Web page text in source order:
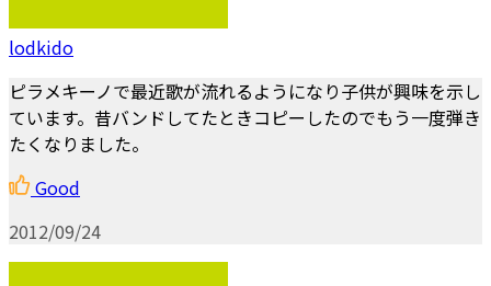
lodkido
ピラメキーノで最近歌が流れるようになり子供が興味を示し
ています。昔バンドしてたときコピーしたのでもう一度弾き
たくなりました。
Good
2012/09/24